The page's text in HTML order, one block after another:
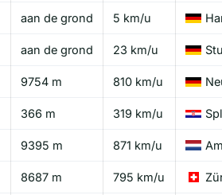
aan de grond 5 km/u
aan de grond 23 km/u
9754 m 810 km/u
366 m 319 km/u
9395 m 871 km/u
8687 m 795 km/u